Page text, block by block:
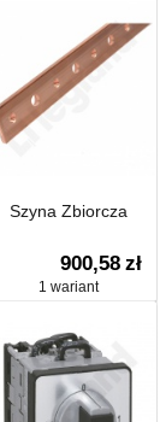
Szyna Zbiorcza
900,58 zł
1 wariant